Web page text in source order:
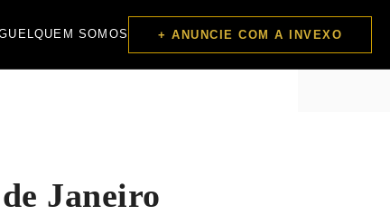
QUEM SOMOS + ANUNCIE COM A INVEXO
Janeiro